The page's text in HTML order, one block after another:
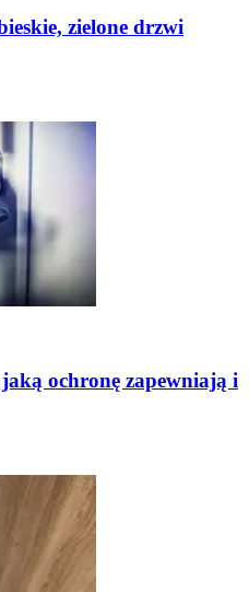
zielone drzwi
ochronę zapewniają i